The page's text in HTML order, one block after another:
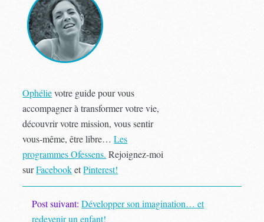
Ophélievotre guide pour vous
accompagner à transformer votre vie,
découvrir votre mission, vous sentir
vous-même, être libre…Les
programmes Ofessens. Rejoignez-moi
surFacebooketPinterest!
Post suivant:Développer son imagination… et
redevenir un enfant!